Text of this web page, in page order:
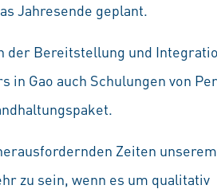
Jahresende geplant.
der Bereitstellung und
Gao auch Schulungen von
Zeiten unserem
zu sein, wenn es um qualitativ